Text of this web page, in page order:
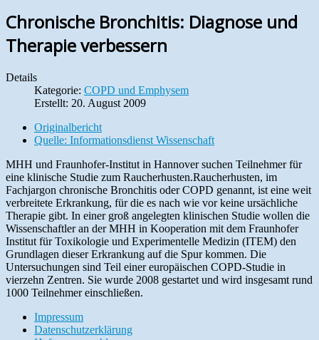
Chronische Bronchitis: Diagnose und
Therapie verbessern
Details
Kategorie: COPD und Emphysem
Erstellt: 20. August 2009
Originalbericht
Quelle: Informationsdienst Wissenschaft
MHH und Fraunhofer-Institut in Hannover suchen Teilnehmer für
eine klinische Studie zum Raucherhusten.Raucherhusten, im
Fachjargon chronische Bronchitis oder COPD genannt, ist eine weit
verbreitete Erkrankung, für die es nach wie vor keine ursächliche
Therapie gibt. In einer groß angelegten klinischen Studie wollen die
Wissenschaftler an der MHH in Kooperation mit dem Fraunhofer
Institut für Toxikologie und Experimentelle Medizin (ITEM) den
Grundlagen dieser Erkrankung auf die Spur kommen. Die
Untersuchungen sind Teil einer europäischen COPD-Studie in
vierzehn Zentren. Sie wurde 2008 gestartet und wird insgesamt rund
1000 Teilnehmer einschließen.
Impressum
Datenschutzerklärung